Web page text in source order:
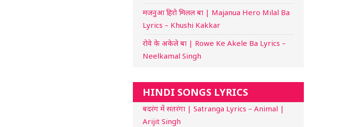
मजनुआ हिरो मिलल बा | Majanua Hero Milal Ba
Lyrics – Khushi Kakkar
रोवे के अकेले बा | Rowe Ke Akele Ba Lyrics –
Neelkamal Singh
HINDI SONGS LYRICS
बदरंग में सतरंगा | Satranga Lyrics – Animal |
Arijit Singh